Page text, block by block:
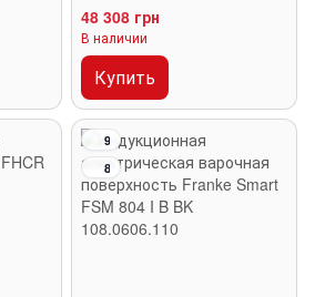
48 308 грн
В наличии
Купить
9
8